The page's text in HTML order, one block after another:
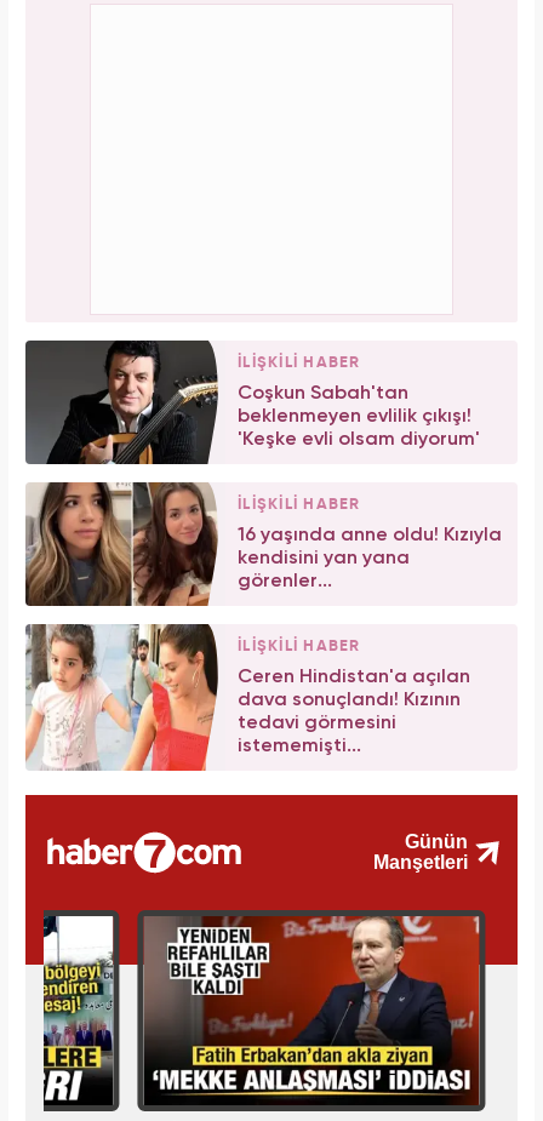
İLİŞKİLİ HABER
Coşkun Sabah'tan
beklenmeyen evlilik çıkışı!
'Keşke evli olsam diyorum'
İLİŞKİLİ HABER
16 yaşında anne oldu! Kızıyla
kendisini yan yana
görenler...
İLİŞKİLİ HABER
Ceren Hindistan'a açılan
dava sonuçlandı! Kızının
tedavi görmesini
istememişti...